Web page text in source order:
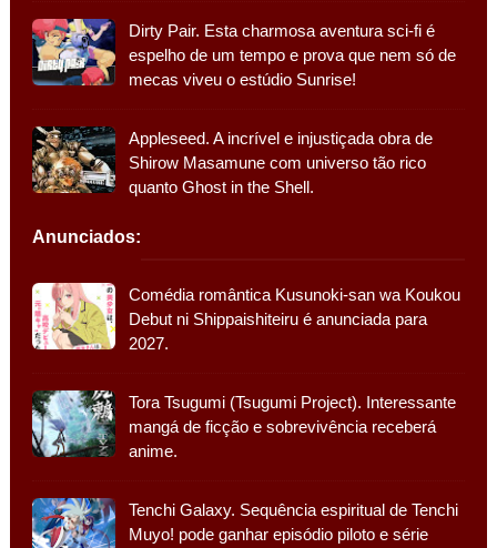
Dirty Pair. Esta charmosa aventura sci-fi é
espelho de um tempo e prova que nem só de
mecas viveu o estúdio Sunrise!
Appleseed. A incrível e injustiçada obra de
Shirow Masamune com universo tão rico
quanto Ghost in the Shell.
Anunciados:
Comédia romântica Kusunoki-san wa Koukou
Debut ni Shippaishiteiru é anunciada para
2027.
Tora Tsugumi (Tsugumi Project). Interessante
mangá de ficção e sobrevivência receberá
anime.
Tenchi Galaxy. Sequência espiritual de Tenchi
Muyo! pode ganhar episódio piloto e série